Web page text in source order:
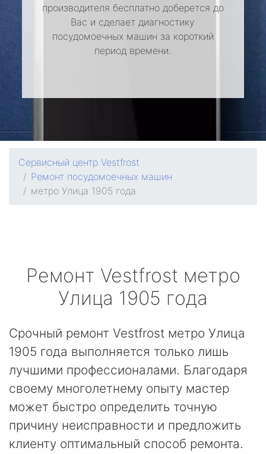
производителя бесплатно доберется до
Вас и сделает диагностику
посудомоечных машин за короткий
период времени.
Сервисный центр Vestfrost
Ремонт посудомоечных машин
метро Улица 1905 года
Ремонт Vestfrost метро
Улица 1905 года
Срочный ремонт Vestfrost метро Улица
1905 года выполняется только лишь
лучшими профессионалами. Благодаря
своему многолетнему опыту мастер
может быстро определить точную
причину неисправности и предложить
клиенту оптимальный способ ремонта.